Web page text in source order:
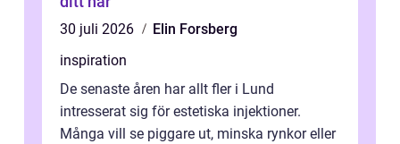
30 juli 2026
Elin Forsberg
inspiration
De senaste åren har allt fler i Lund
intresserat sig för estetiska injektioner.
Många vill se piggare ut, minska rynkor eller